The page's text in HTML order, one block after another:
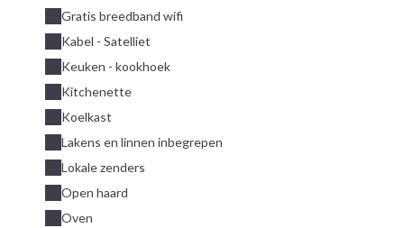
Gratis breedband wifi
Kabel - Satelliet
Keuken - kookhoek
Kitchenette
Koelkast
Lakens en linnen inbegrepen
Lokale zenders
Open haard
Oven